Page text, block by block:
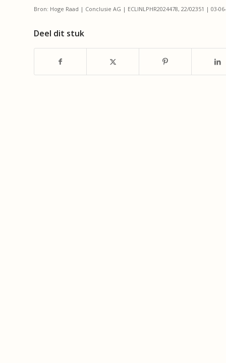
Bron: Hoge Raad | Conclusie AG | ECLINLPHR2024478, 22/02351 | 03-
Deel dit stuk